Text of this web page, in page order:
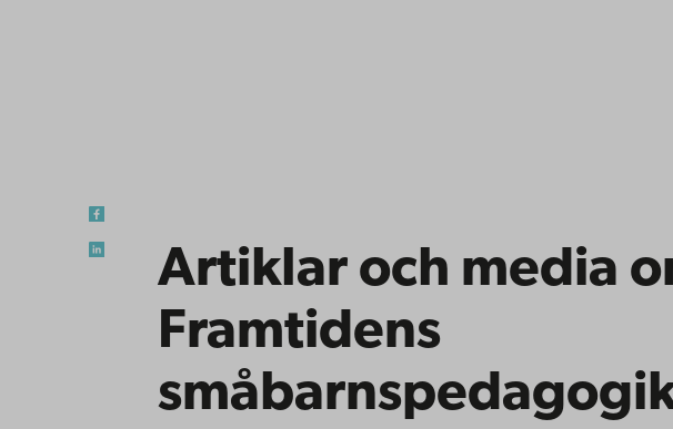
Artiklar och media
Framtidens